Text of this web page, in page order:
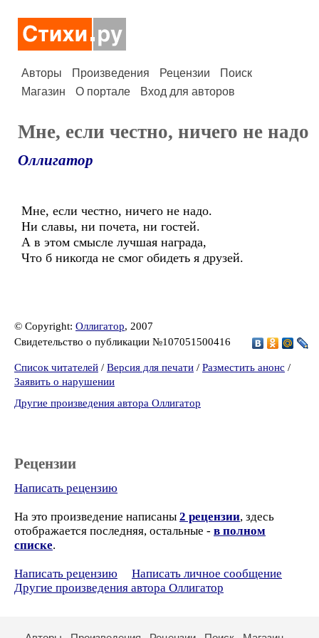
Авторы Произведения Рецензии
Поиск
Магазин
О портале Вход для авторов
Мне, если честно, ничего не надо
Оллигатор
Мне, если честно, ничего не надо.
Ни славы, ни почета, ни гостей.
А в этом смысле лучшая награда,
Что б никогда не смог обидеть я друзей.
© Copyright: Оллигатор, 2007
Свидетельство о публикации №107051500416
Список читателей / Версия для печати / Разместить анонс /
Заявить о нарушении
Другие произведения автора Оллигатор
Рецензии
Написать рецензию
На это произведение написаны 2 рецензии, здесь
отображается последняя, остальные - в полном
списке.
Написать рецензию
Написать личное сообщение
Другие произведения автора Оллигатор